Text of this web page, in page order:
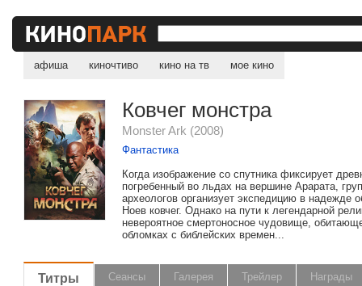
афиша киночтиво кино на тв мое кино
Ковчег монстра
Monster Ark (2008)
Фантастика
Когда изображение со спутника фиксирует
погребенный во льдах на вершине Арарата,
археологов организует экспедицию в надежде
Ноев ковчег. Однако на пути к легендарной
невероятное смертоносное чудовище,
обломках с библейских времен...
Титры Сеансы Галерея Трейлер Награды